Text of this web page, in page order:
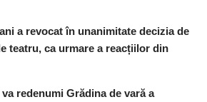
a revocat în unanimitate decizia de
teatru, ca urmare a reacțiilor din
redenumi Grădina de vară a